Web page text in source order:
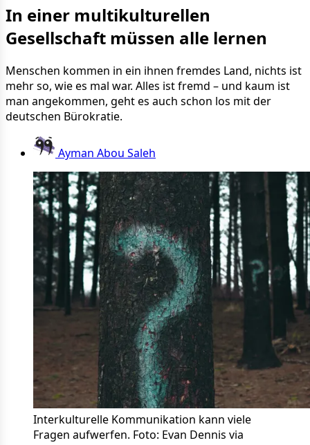
In einer multikulturellen
Gesellschaft müssen alle lernen
Menschen kommen in ein ihnen fremdes Land, nichts ist
mehr so, wie es mal war. Alles ist fremd – und kaum ist
man angekommen, geht es auch schon los mit der
deutschen Bürokratie.
Ayman Abou Saleh
Interkulturelle Kommunikation kann viele